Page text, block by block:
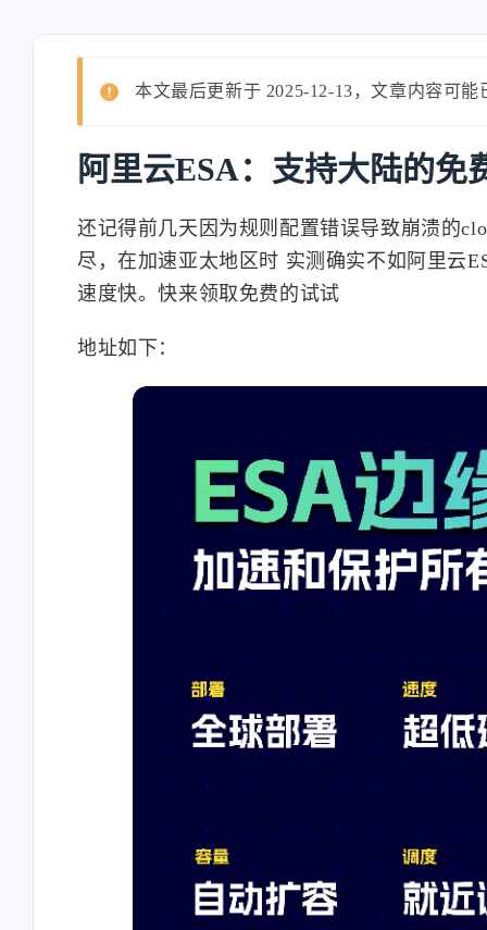
最近评论
<p>好看的网站</p>
本文最后更新于 2025-12-13，文章内容可能
阿里云ESA：支持大陆的免
还记得前几天因为规则配置错误导致崩溃的
尽，在加速亚太地区时 实测确实不如阿里云
速度快。快来领取免费的试试
地址如下：